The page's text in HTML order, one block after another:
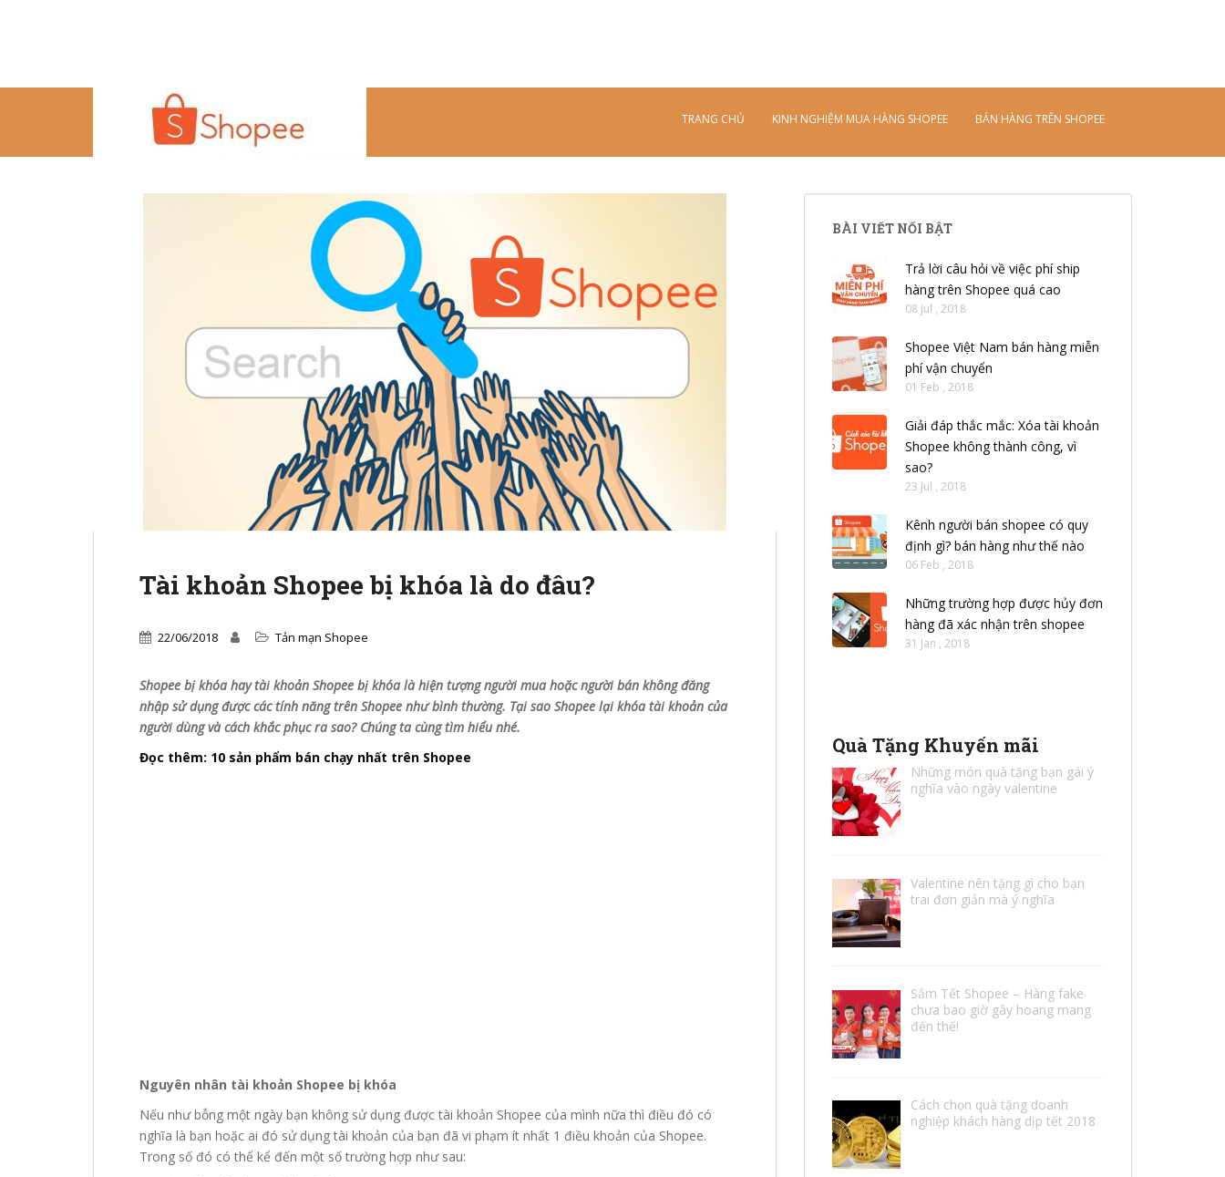
t
o
a
n
c
t
e
t
TRANG CHỦ KINH NGHIỆM MUA HÀNG SHOPEE BÁN HÀNG TRÊN SHOPEE
Tài khoản Shopee bị khóa là do đâu?
22/06/2018 Tản mạn Shopee
Shopee bị khóa hay tài khoản Shopee bị khóa là hiện tượng người mua hoặc người bán không đăng
nhập sử dụng được các tính năng trên Shopee như bình thường. Tại sao Shopee lại khóa tài khoản của
người dùng và cách khắc phục ra sao? Chúng ta cùng tìm hiểu nhé.
Đọc thêm: 10 sản phẩm bán chạy nhất trên Shopee
Nguyên nhân tài khoản Shopee bị khóa
Nếu như bỗng một ngày bạn không sử dụng được tài khoản Shopee của mình nữa thì điều đó có
nghĩa là bạn hoặc ai đó sử dụng tài khoản của bạn đã vi phạm ít nhất 1 điều khoản của Shopee.
Trong số đó có thể kể đến một số trường hợp như sau:
BÀI VIẾT NỔI BẬT
Trả lời câu hỏi về việc phí ship
hàng trên Shopee quá cao
08 Jul , 2018
Shopee Việt Nam bán hàng miễn
phí vận chuyển
01 Feb , 2018
Giải đáp thắc mắc: Xóa tài khoản
Shopee không thành công, vì
sao?
23 Jul , 2018
Kênh người bán shopee có quy
định gì? bán hàng như thế nào
06 Feb , 2018
Những trường hợp được hủy đơn
hàng đã xác nhận trên shopee
31 Jan , 2018
Quà Tặng Khuyến mãi
Những món quà tặng bạn gái ý
nghĩa vào ngày valentine
Valentine nên tặng gì cho bạn
trai đơn giản mà ý nghĩa
Sắm Tết Shopee – Hàng fake
chưa bao giờ gây hoang mang
đến thế!
Cách chọn quà tặng doanh
nghiệp khách hàng dịp tết 2018